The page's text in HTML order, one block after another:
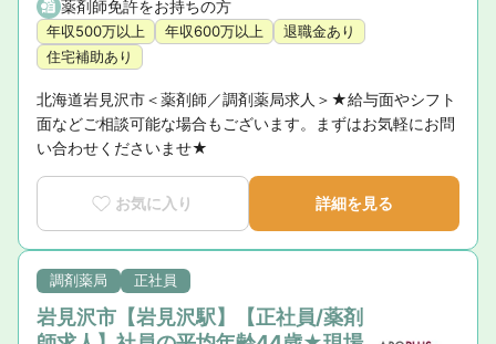
薬剤師免許をお持ちの方
年収500万以上 年収600万以上
退職金あり
住宅補助あり
北海道岩見沢市＜薬剤師／調剤薬局求人＞★給与面やシフト
面などご相談可能な場合もございます。まずはお気軽にお問
い合わせくださいませ★
お気に入り 詳細を見る
調剤薬局 正社員
岩見沢市【岩見沢駅】【正社員/薬剤